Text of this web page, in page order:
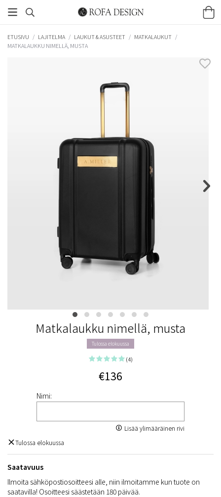
ETUSIVU / LAJITELMA / LAUKUT & ASUSTEET / MATKALAUKUT /
MATKALAUKKU NIMELLÄ, MUSTA
Matkalaukku nimellä, musta
Tulossa elokuussa
(4)
€136
Nimi:
Lisää ylimääräinen rivi
Tulossa elokuussa
Saatavuus
Ilmoita sähköpostiosoitteesi alle, niin ilmoitamme kun tuote on
saatavilla! Osoitteesi säästetään 180 päivää.